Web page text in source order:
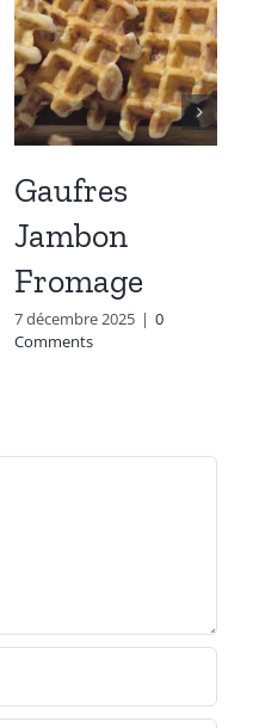
Gaufres
Jambon
Fromage
7 décembre 2025 | 0
Comments